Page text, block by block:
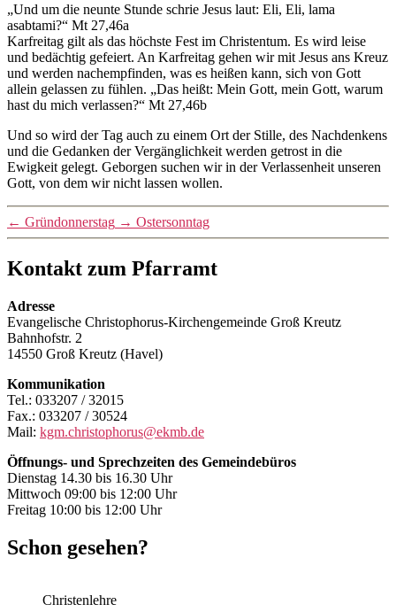
„Und um die neunte Stunde schrie Jesus laut: Eli, Eli, lama
asabtami?“ Mt 27,46a
Karfreitag gilt als das höchste Fest im Christentum. Es wird leise
und bedächtig gefeiert. An Karfreitag gehen wir mit Jesus ans Kreuz
und werden nachempfinden, was es heißen kann, sich von Gott
allein gelassen zu fühlen. „Das heißt: Mein Gott, mein Gott, warum
hast du mich verlassen?“ Mt 27,46b
Und so wird der Tag auch zu einem Ort der Stille, des Nachdenkens
und die Gedanken der Vergänglichkeit werden getrost in die
Ewigkeit gelegt. Geborgen suchen wir in der Verlassenheit unseren
Gott, von dem wir nicht lassen wollen.
← Gründonnerstag → Ostersonntag
Kontakt zum Pfarramt
Adresse
Evangelische Christophorus-Kirchengemeinde Groß Kreutz
Bahnhofstr. 2
14550 Groß Kreutz (Havel)
Kommunikation
Tel.: 033207 / 32015
Fax.: 033207 / 30524
Mail: kgm.christophorus@ekmb.de
Öffnungs- und Sprechzeiten des Gemeindebüros
Dienstag 14.30 bis 16.30 Uhr
Mittwoch 09:00 bis 12:00 Uhr
Freitag 10:00 bis 12:00 Uhr
Schon gesehen?
Christenlehre